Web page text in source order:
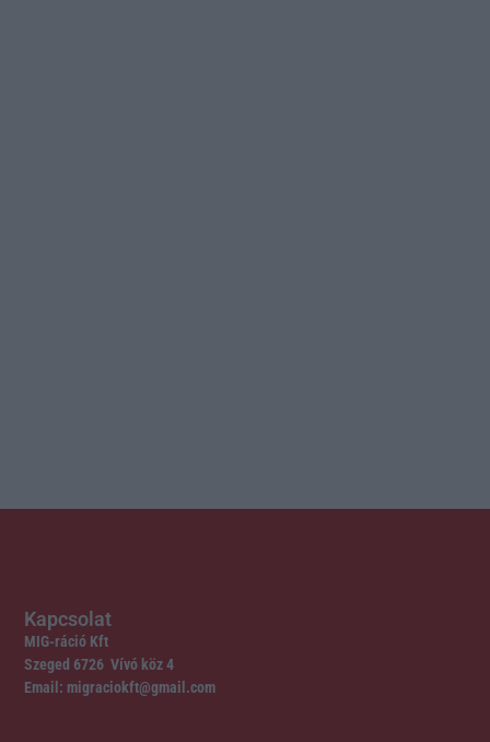
Kapcsolat
MIG-ráció Kft
Szeged 6726 Vívó köz 4
Email: migraciokft@gmail.com